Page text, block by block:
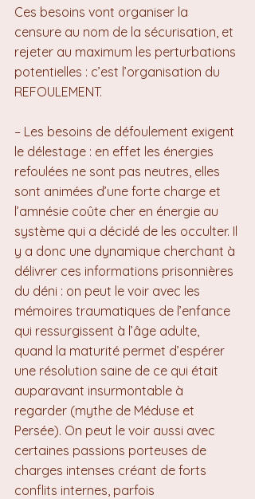
Ces besoins vont organiser la
censure au nom de la sécurisation, et
rejeter au maximum les perturbations
potentielles : c’est l’organisation du
REFOULEMENT.
– Les besoins de défoulement exigent
le délestage : en effet les énergies
refoulées ne sont pas neutres, elles
sont animées d’une forte charge et
l’amnésie coûte cher en énergie au
système qui a décidé de les occulter. Il
y a donc une dynamique cherchant à
délivrer ces informations prisonnières
du déni : on peut le voir avec les
mémoires traumatiques de l’enfance
qui ressurgissent à l’âge adulte,
quand la maturité permet d’espérer
une résolution saine de ce qui était
auparavant insurmontable à
regarder (mythe de Méduse et
Persée). On peut le voir aussi avec
certaines passions porteuses de
charges intenses créant de forts
conflits internes, parfois